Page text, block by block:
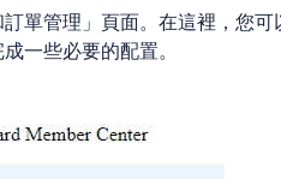
單管理」頁面。在這裡，您
一些必要的配置。